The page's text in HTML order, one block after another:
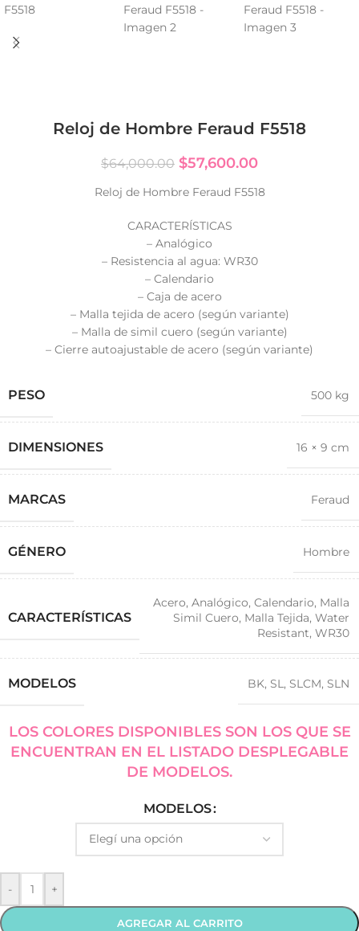
Reloj de Hombre Feraud F5518
$64,000.00 $57,600.00
Reloj de Hombre Feraud F5518
CARACTERÍSTICAS
– Analógico
– Resistencia al agua: WR30
– Calendario
– Caja de acero
– Malla tejida de acero (según variante)
– Malla de simil cuero (según variante)
– Cierre autoajustable de acero (según variante)
PESO 500 kg
DIMENSIONES 16 × 9 cm
MARCAS Feraud
GÉNERO Hombre
CARACTERÍSTICAS
Acero, Analógico, Calendario, Malla
Simil Cuero, Malla Tejida, Water
Resistant, WR30
MODELOS BK, SL, SLCM, SLN
LOS COLORES DISPONIBLES SON LOS QUE SE
ENCUENTRAN EN EL LISTADO DESPLEGABLE
DE MODELOS.
MODELOS
- +
AGREGAR AL CARRITO